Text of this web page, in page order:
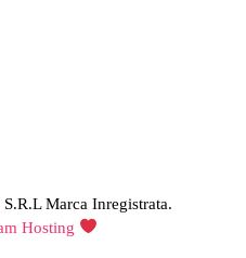
Marca Inregistrata.
Hosting